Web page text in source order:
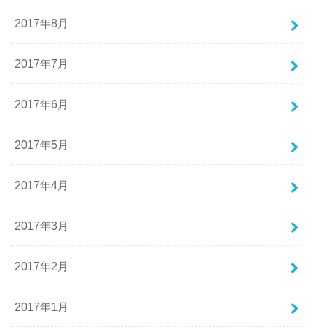
2017年8月
2017年7月
2017年6月
2017年5月
2017年4月
2017年3月
2017年2月
2017年1月